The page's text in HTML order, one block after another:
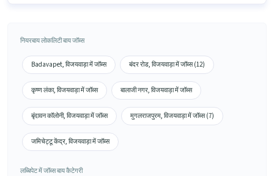
नियरबाय लोकलिटी बाय जॉब्स
Badavapet, विजयवाड़ा में जॉब्स बंदर रोड, विजयवाड़ा में जॉब्स (12)
कृष्ण लंका, विजयवाड़ा में जॉब्स बालाजी नगर, विजयवाड़ा में जॉब्स
बृंदावन कॉलोनी, विजयवाड़ा में जॉब्स मुगलराजपुरम, विजयवाड़ा में जॉब्स (7)
जमिचेट्टू केंद्र, विजयवाड़ा में जॉब्स
लब्बिपेट में जॉब्स बाय कैटेगरी